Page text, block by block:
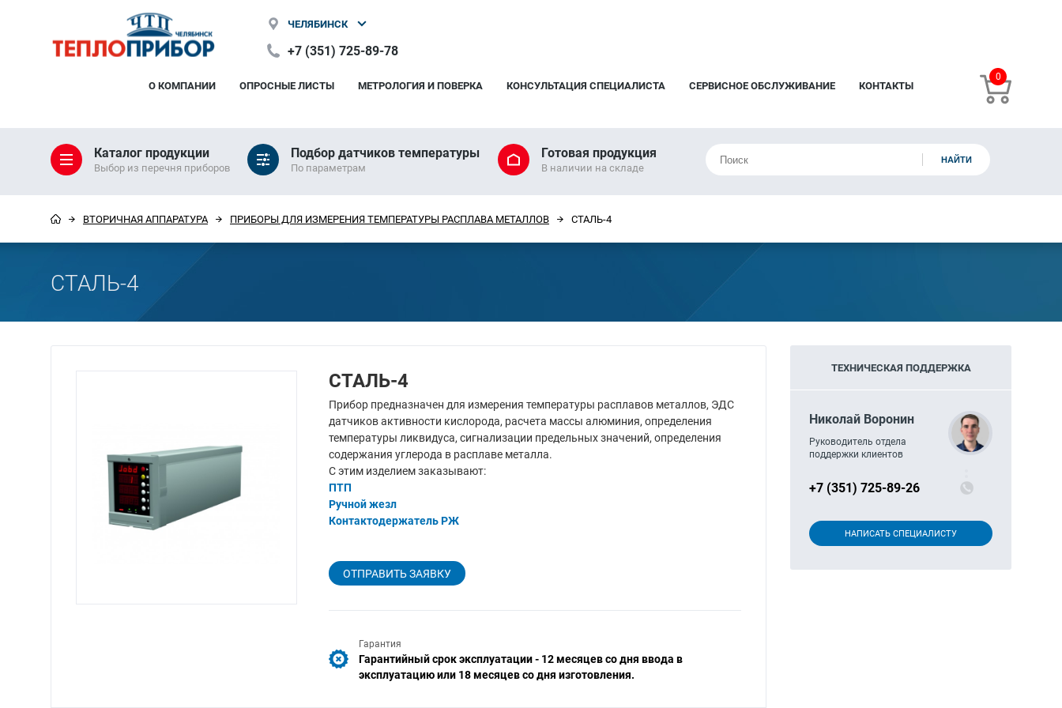
ЧЕЛЯБИНСК
+7 (351) 725-89-78
О КОМПАНИИ ОПРОСНЫЕ ЛИСТЫ МЕТРОЛОГИЯ И ПОВЕРКА КОНСУЛЬТАЦИЯ СПЕЦИАЛИСТА СЕРВИСНОЕ ОБСЛУЖИВАНИЕ КОНТАКТЫ
0
Каталог продукции
Выбор из перечня приборов
Подбор датчиков температуры
По параметрам
Готовая продукция
В наличии на складе
ВТОРИЧНАЯ АППАРАТУРА ПРИБОРЫ ДЛЯ ИЗМЕРЕНИЯ ТЕМПЕРАТУРЫ РАСПЛАВА МЕТАЛЛОВ СТАЛЬ-4
СТАЛЬ-4
СТАЛЬ-4
Прибор предназначен для измерения температуры расплавов металлов, ЭДС
датчиков активности кислорода, расчета массы алюминия, определения
температуры ликвидуса, сигнализации предельных значений, определения
содержания углерода в расплаве металла.
С этим изделием заказывают:
ПТП
Ручной жезл
Контактодержатель РЖ
ОТПРАВИТЬ ЗАЯВКУ
Гарантия
Гарантийный срок эксплуатации - 12 месяцев со дня ввода в
эксплуатацию или 18 месяцев со дня изготовления.
ТЕХНИЧЕСКАЯ ПОДДЕРЖКА
Николай Воронин
Руководитель отдела
поддержки клиентов
+7 (351) 725-89-26
НАПИСАТЬ СПЕЦИАЛИСТУ